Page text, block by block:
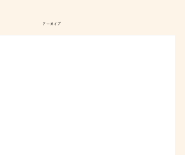
アーカイブ